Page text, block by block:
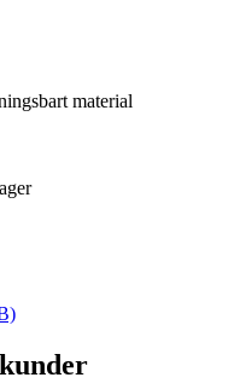
material